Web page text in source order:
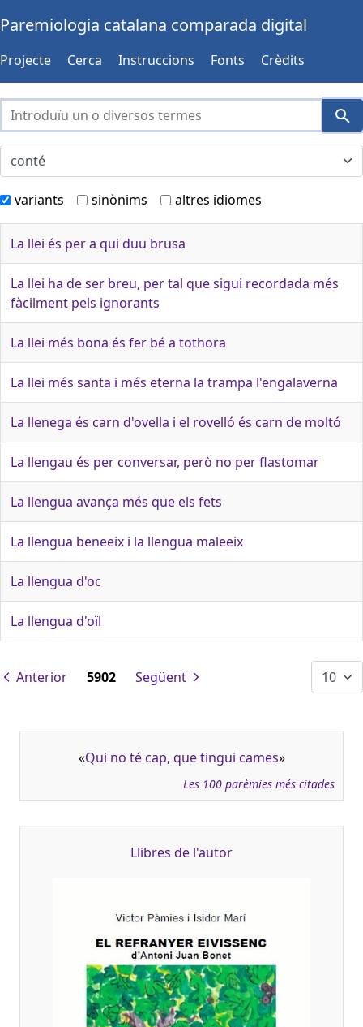
Paremiologia catalana comparada digital
Projecte Cerca Instruccions Fonts Crèdits
variants sinònims altres idiomes
La llei és per a qui duu brusa
La llei ha de ser breu, per tal que sigui recordada més
fàcilment pels ignorants
La llei més bona és fer bé a tothora
La llei més santa i més eterna la trampa l'engalaverna
La llenega és carn d'ovella i el rovelló és carn de moltó
La llengau és per conversar, però no per flastomar
La llengua avança més que els fets
La llengua beneeix i la llengua maleeix
La llengua d'oc
La llengua d'oïl
Anterior 5902 Següent
«Qui no té cap, que tingui cames»
Les 100 parèmies més citades
Llibres de l'autor